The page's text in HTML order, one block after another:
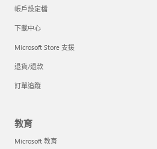
帳戶設定檔
下載中心
Microsoft Store 支援
退貨/退款
訂單追蹤
教育
Microsoft 教育